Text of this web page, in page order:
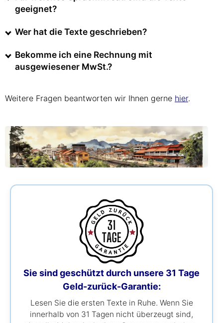
geeignet?
Wer hat die Texte geschrieben?
Bekomme ich eine Rechnung mit
ausgewiesener MwSt.?
Weitere Fragen beantworten wir Ihnen gerne hier.
Sie sind geschützt durch unsere 31 Tage
Geld-zurück-Garantie:
Lesen Sie die ersten Texte in Ruhe. Wenn Sie
innerhalb von 31 Tagen nicht überzeugt sind,